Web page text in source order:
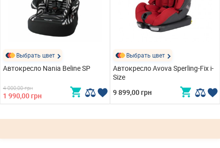
Выбрать цвет
Автокресло Nania Beline SP
4 000,00 грн
1 990,00 грн
Выбрать цвет
Автокресло Avova Sperling-Fix i-
Size
9 899,00 грн